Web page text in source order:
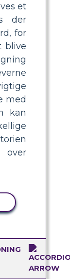
et
der
for
blive
med
kan